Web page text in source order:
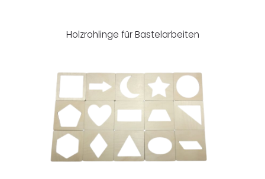
Holzrohlinge für Bastelarbeiten